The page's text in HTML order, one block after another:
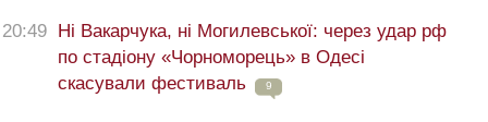
20:49 Ні Вакарчука, ні Могилевської: через удар рф
по стадіону «Чорноморець» в Одесі
скасували фестиваль
9